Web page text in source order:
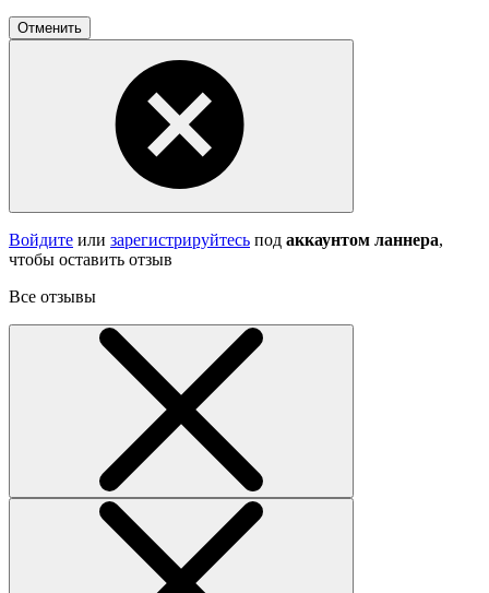
Отменить
Войдите или зарегистрируйтесь под аккаунтом ланнера,
чтобы оставить отзыв
Все отзывы